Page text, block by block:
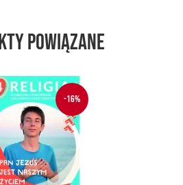
powiązane
-16%